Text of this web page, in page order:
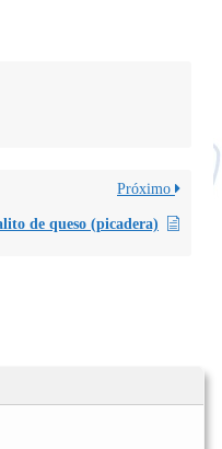
Próximo
de queso (picadera)